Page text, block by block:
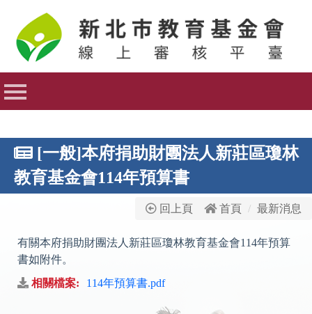
首頁
最新消息
最新法規
基金會公開資訊
網站管理
[一般]本府捐助財團法人新莊區瓊林
教育基金會114年預算書
回上頁 首頁 最新消息
有關本府捐助財團法人新莊區瓊林教育基金會114年預算
書如附件。
相關檔案:
114年預算書.pdf